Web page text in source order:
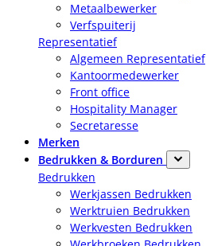
Metaalbewerker
Verfspuiterij
Representatief
Algemeen Representatief
Kantoormedewerker
Front office
Hospitality Manager
Secretaresse
Merken
Bedrukken & Borduren
Bedrukken
Werkjassen Bedrukken
Werktruien Bedrukken
Werkvesten Bedrukken